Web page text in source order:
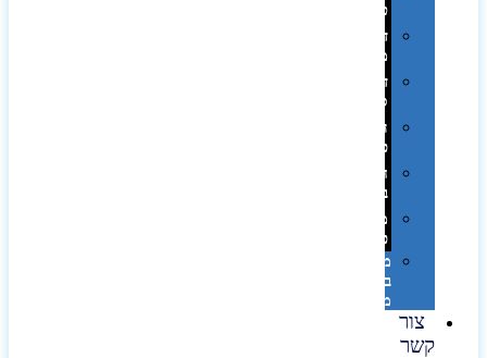
טמפון
דפוס
משי
דפוס
סובלימציה
הדפס
פרוצס
חריטה
בלייזר
מהו
פנטון?
מיתוג
באמצעות
מדבקות
צור
קשר